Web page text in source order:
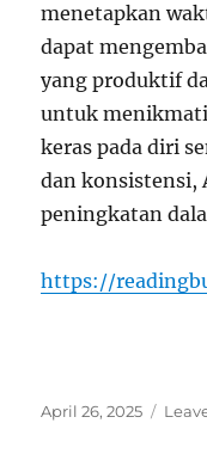
menetapkan
dapat
yang produktif
untuk
keras pada diri
dan konsistensi,
peningkatan
https://
Posted
April 26, 2025